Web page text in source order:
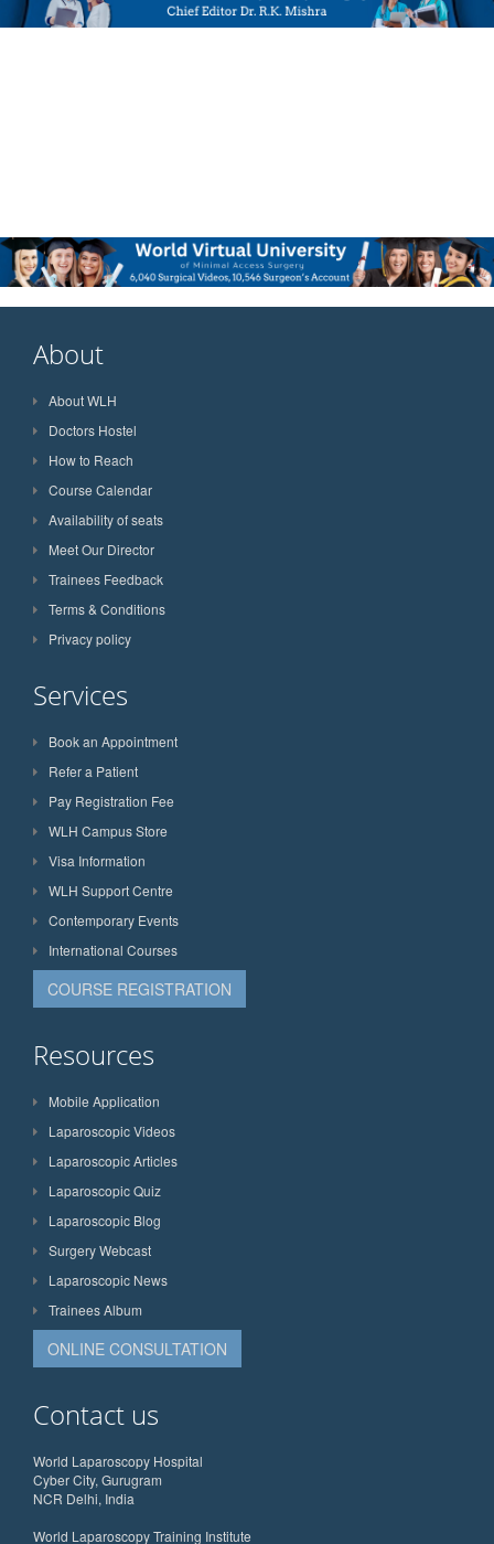
About
About WLH
Doctors Hostel
How to Reach
Course Calendar
Availability of seats
Meet Our Director
Trainees Feedback
Terms & Conditions
Privacy policy
Services
Book an Appointment
Refer a Patient
Pay Registration Fee
WLH Campus Store
Visa Information
WLH Support Centre
Contemporary Events
International Courses
COURSE REGISTRATION
Resources
Mobile Application
Laparoscopic Videos
Laparoscopic Articles
Laparoscopic Quiz
Laparoscopic Blog
Surgery Webcast
Laparoscopic News
Trainees Album
ONLINE CONSULTATION
Contact us
World Laparoscopy Hospital
Cyber City, Gurugram
NCR Delhi, India
World Laparoscopy Training Institute